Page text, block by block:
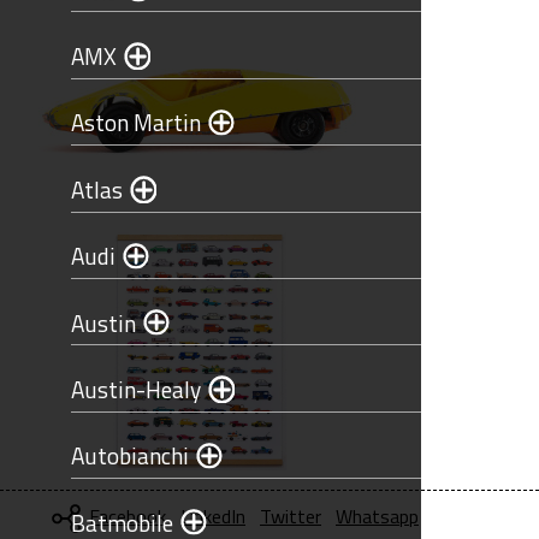
AMX
Aston Martin
Atlas
Audi
Austin
Austin-Healy
Autobianchi
Batmobile
Facebook LinkedIn Twitter Whatsapp